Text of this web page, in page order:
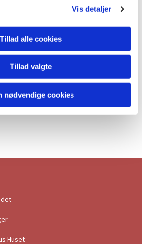
Vis detaljer
Tillad alle cookies
Tillad valgte
nødvendige cookies
Huset